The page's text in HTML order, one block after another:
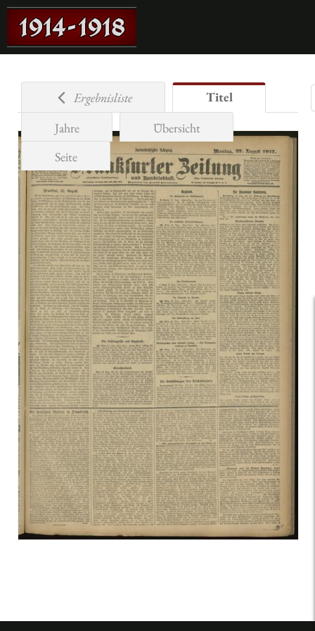
Ergebnisliste
Titel
Jahre
Übersicht
Seite